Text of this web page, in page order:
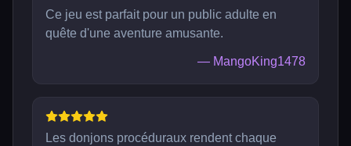
Ce jeu est parfait pour un public adulte en
quête d'une aventure amusante.
— MangoKing1478
Les donjons procéduraux rendent chaque